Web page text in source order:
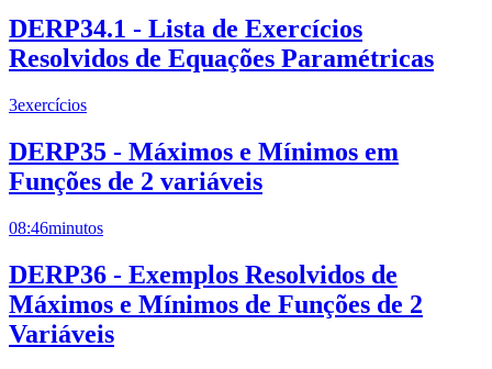
DERP34.1 - Lista de Exercícios
Resolvidos de Equações Paramétricas
3exercícios
DERP35 - Máximos e Mínimos em
Funções de 2 variáveis
08:46minutos
DERP36 - Exemplos Resolvidos de
Máximos e Mínimos de Funções de 2
Variáveis